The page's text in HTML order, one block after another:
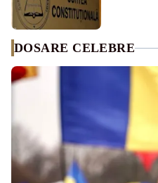
DOSARE CELEBRE